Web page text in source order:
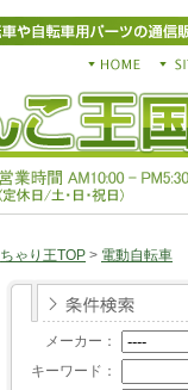
ちゃり王TOP > 電動自転車
メーカー：
キーワード：